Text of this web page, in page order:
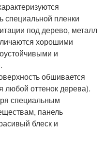
специальной пленки
под дерево, металл
хорошими
и
обшивается
любой оттенок дерева).
специальным
панель
блеск и